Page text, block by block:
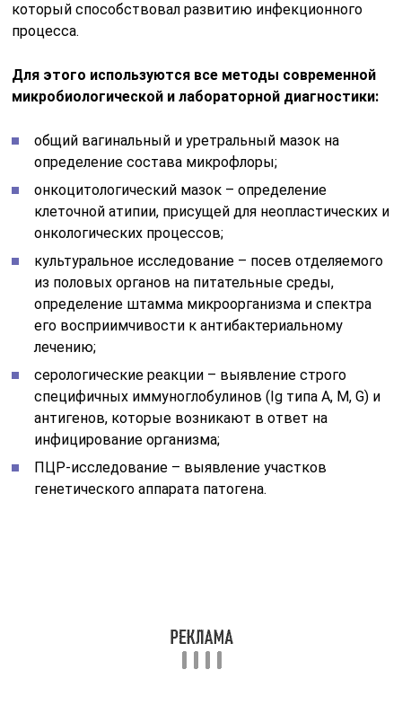
который способствовал развитию инфекционного
процесса.
Для этого используются все методы современной
микробиологической и лабораторной диагностики:
общий вагинальный и уретральный мазок на
определение состава микрофлоры;
онкоцитологический мазок – определение
клеточной атипии, присущей для неопластических и
онкологических процессов;
культуральное исследование – посев отделяемого
из половых органов на питательные среды,
определение штамма микроорганизма и спектра
его восприимчивости к антибактериальному
лечению;
серологические реакции – выявление строго
специфичных иммуноглобулинов (Ig типа A, M, G) и
антигенов, которые возникают в ответ на
инфицирование организма;
ПЦР-исследование – выявление участков
генетического аппарата патогена.
диагностика острого или хронического процесса
проводится только на основании клинической